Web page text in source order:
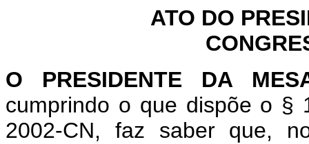
ATO DO
O PRESIDENTE DA
cumprindo o que dispõe o §
2002-CN, faz saber que,